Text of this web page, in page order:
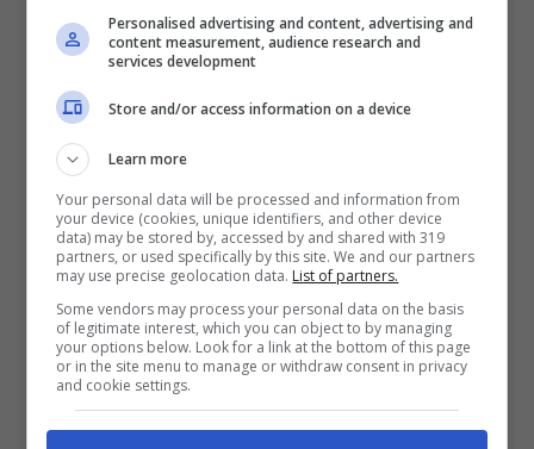
grido di “Allah Akbar” (Dio è grande) hanno
iniziato a sparare all’impazzata. “Non
sappiamo se il numero delle vittime sia più
alto. Al momento stiamo passando al
setaccio la zona”, ha dichiarato un ufficiale
della polizia locale in una nota riportata
dall’Ansa.
Il consolato generale Francese ha invitato i
connazionali residenti a non muoversi nella
zona di Assine, Bassam e Abidjan. Il nostro
Personalised advertising and content, advertising and
content measurement, audience research and
services development
Store and/or access information on a device
Learn more
Your personal data will be processed and information from
your device (cookies, unique identifiers, and other device
data) may be stored by, accessed by and shared with 319
partners, or used specifically by this site. We and our partners
may use precise geolocation data. List of partners.
Some vendors may process your personal data on the basis
of legitimate interest, which you can object to by managing
your options below. Look for a link at the bottom of this page
or in the site menu to manage or withdraw consent in privacy
and cookie settings.